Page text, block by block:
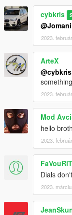
cybkris
2023.
ArteX
@cybkris
2023.
Mod
hello
2023.
Dials
2023.